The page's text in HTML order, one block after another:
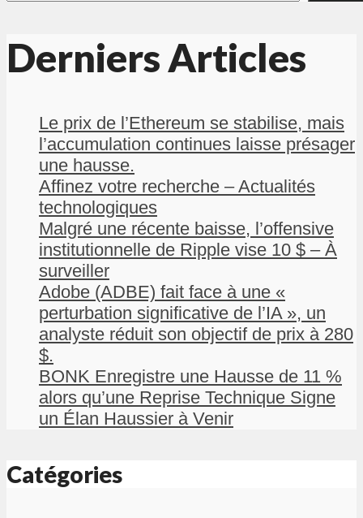
Derniers Articles
Le prix de l’Ethereum se stabilise, mais
l’accumulation continues laisse présager
une hausse.
Affinez votre recherche – Actualités
technologiques
Malgré une récente baisse, l’offensive
institutionnelle de Ripple vise 10 $ – À
surveiller
Adobe (ADBE) fait face à une «
perturbation significative de l’IA », un
analyste réduit son objectif de prix à 280
$.
BONK Enregistre une Hausse de 11 %
alors qu’une Reprise Technique Signe
un Élan Haussier à Venir
Catégories